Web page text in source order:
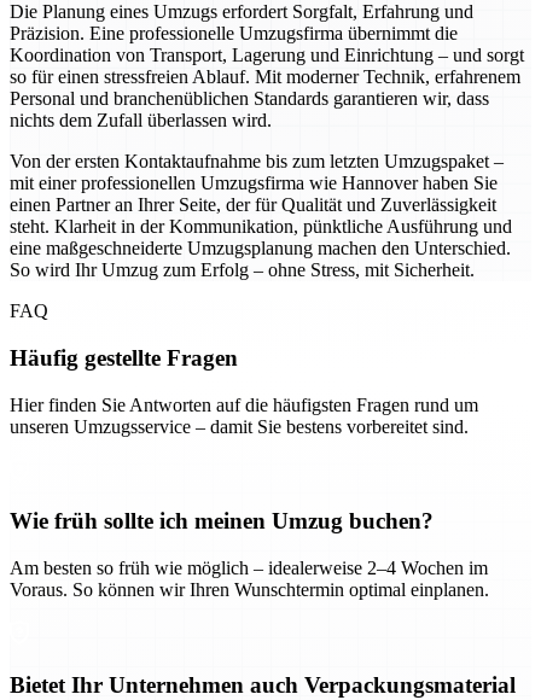
Die Planung eines Umzugs erfordert Sorgfalt, Erfahrung und
Präzision. Eine professionelle Umzugsfirma übernimmt die
Koordination von Transport, Lagerung und Einrichtung – und sorgt
so für einen stressfreien Ablauf. Mit moderner Technik, erfahrenem
Personal und branchenüblichen Standards garantieren wir, dass
nichts dem Zufall überlassen wird.
Von der ersten Kontaktaufnahme bis zum letzten Umzugspaket –
mit einer professionellen Umzugsfirma wie Hannover haben Sie
einen Partner an Ihrer Seite, der für Qualität und Zuverlässigkeit
steht. Klarheit in der Kommunikation, pünktliche Ausführung und
eine maßgeschneiderte Umzugsplanung machen den Unterschied.
So wird Ihr Umzug zum Erfolg – ohne Stress, mit Sicherheit.
FAQ
Häufig gestellte Fragen
Hier finden Sie Antworten auf die häufigsten Fragen rund um
unseren Umzugsservice – damit Sie bestens vorbereitet sind.
Wie früh sollte ich meinen Umzug buchen?
Am besten so früh wie möglich – idealerweise 2–4 Wochen im
Voraus. So können wir Ihren Wunschtermin optimal einplanen.
Bietet Ihr Unternehmen auch Verpackungsmaterial